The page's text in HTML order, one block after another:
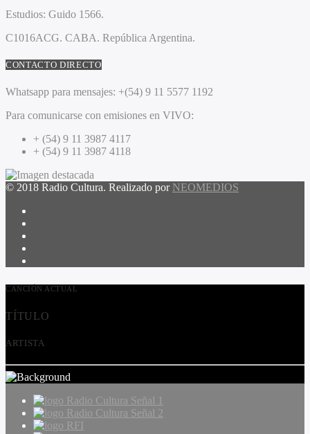
Estudios: Guido 1566.
C1016ACG. CABA. República Argentina.
CONTACTO DIRECTO
Whatsapp para mensajes: +(54) 9 11 5577 1192
Para comunicarse con emisiones en VIVO:
+ (54) 9 11 3987 4117
+ (54) 9 11 3987 4118
© 2018 Radio Cultura. Realizado por NEOMEDIOS
CANCIÓN ACTUAL
TÍTULO
ARTISTA
Radio Cultura Señal 1
Radio Cultura Señal 2
RFI